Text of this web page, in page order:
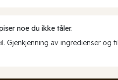
noe du ikke tåler.
Gjenkjenning av ingredienser og